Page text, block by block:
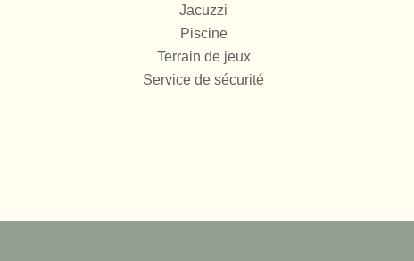
Jacuzzi
Piscine
Terrain de jeux
Service de sécurité